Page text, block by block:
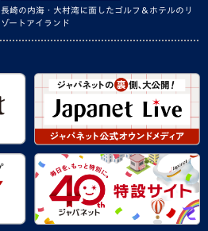
長崎の内海・大村湾に面したゴルフ＆ホテルのリ
ゾートアイランド